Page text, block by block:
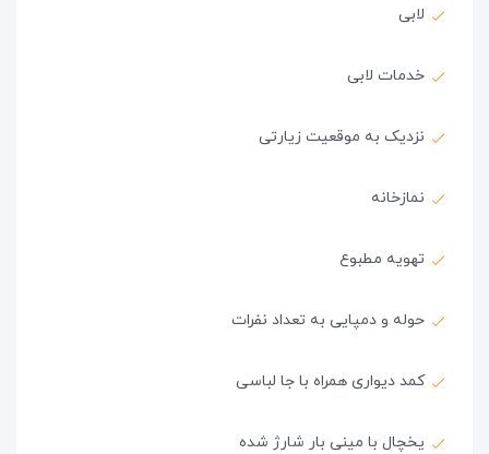
لابی
خدمات لابی
نزدیک به موقعیت زیارتی
نمازخانه
تهویه مطبوع
حوله و دمپایی به تعداد نفرات
کمد دیواری همراه با جا لباسی
یخچال با مینی بار شارژ شده